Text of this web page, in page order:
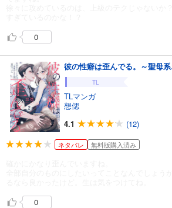
0
TL
TLマンガ
想偲
4.1
(12)
ネタバレ 無料版購入済み
0